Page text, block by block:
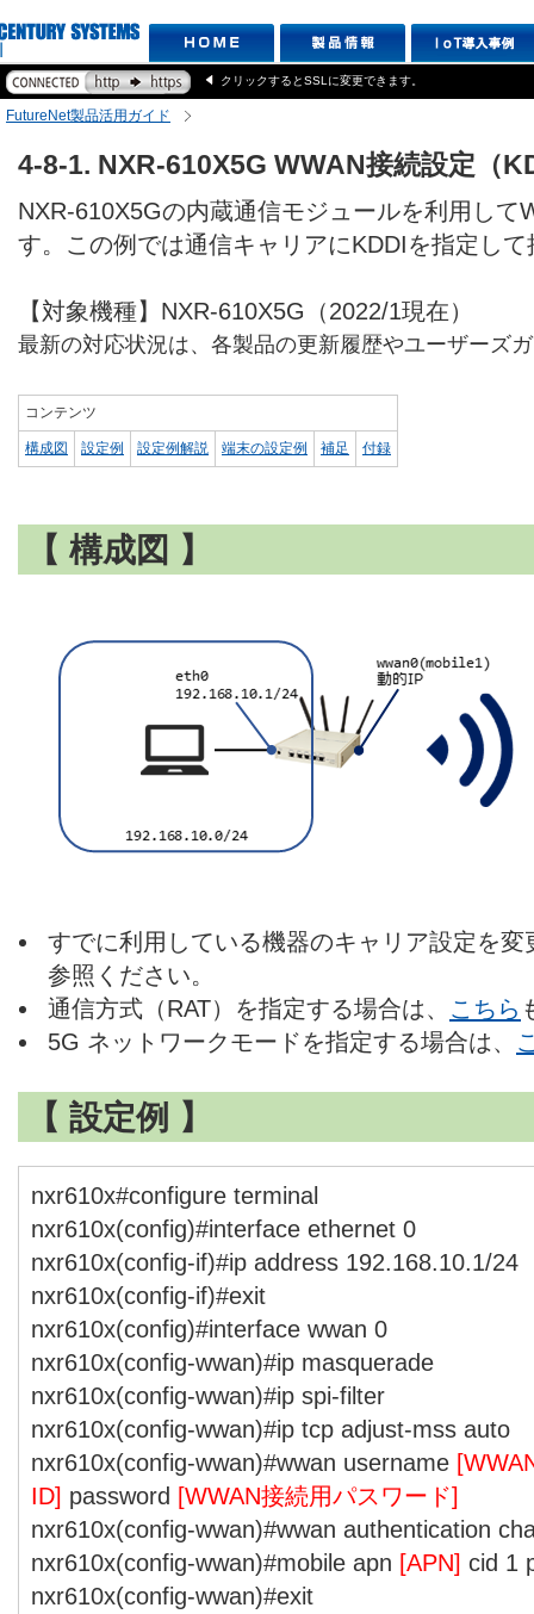
クリックするとSSLに変更できます。
FutureNet製品活用ガイド
4-8-1. NXR-610X5G WWAN接続設定（
NXR-610X5Gの内蔵通信モジュールを利用して
す。この例では通信キャリアにKDDIを指定し
【対象機種】NXR-610X5G（2022/1現在）
最新の対応状況は、各製品の更新履歴やユーザーズ
コンテンツ
構成図 設定例 設定例解説 端末の設定例 補足 付録
【 構成図 】
すでに利用している機器のキャリア設定を変
参照ください。
通信方式（RAT）を指定する場合は、 こちら
5G ネットワークモードを指定する場合は、
【 設定例 】
nxr610x#configure terminal
nxr610x(config)#interface ethernet 0
nxr610x(config-if)#ip address 192.168.10.1/24
nxr610x(config-if)#exit
nxr610x(config)#interface wwan 0
nxr610x(config-wwan)#ip masquerade
nxr610x(config-wwan)#ip spi-filter
nxr610x(config-wwan)#ip tcp adjust-mss auto
nxr610x(config-wwan)#wwan username
ID] password [WWAN接続用パスワード]
nxr610x(config-wwan)#wwan authentication
nxr610x(config-wwan)#mobile apn [APN] cid 1
nxr610x(config-wwan)#exit